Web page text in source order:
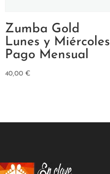
Zumba Gold
Lunes y Miércoles
Pago Mensual
40,00 €